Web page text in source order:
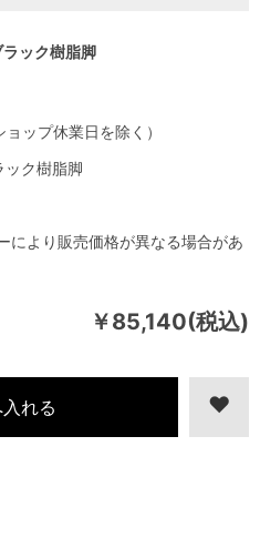
￥85,140(税込)
により販売価格が異なる場合があ
ップ休業日を除く）
ック樹脂脚
ック樹脂脚